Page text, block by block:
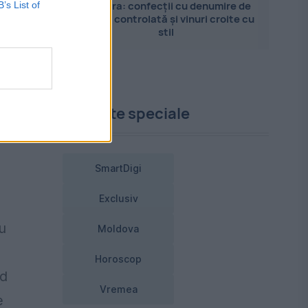
List of
Pandora: confecții cu denumire de
origine controlată și vinuri croite cu
stil
Proiecte speciale
SmartDigi
Exclusiv
Moldova
Horoscop
Vremea